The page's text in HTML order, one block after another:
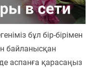
бұл бір-бірімен
байланысқан
аспанға қарасаңыз